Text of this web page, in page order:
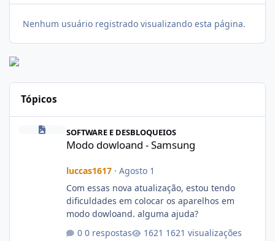
Nenhum usuário registrado visualizando esta página.
Tópicos
SOFTWARE E DESBLOQUEIOS
Modo dowloand - Samsung
luccas1617· Agosto 1
Com essas nova atualização, estou tendo
dificuldades em colocar os aparelhos em
modo dowloand. alguma ajuda?
0 respostas
1621 visualizações